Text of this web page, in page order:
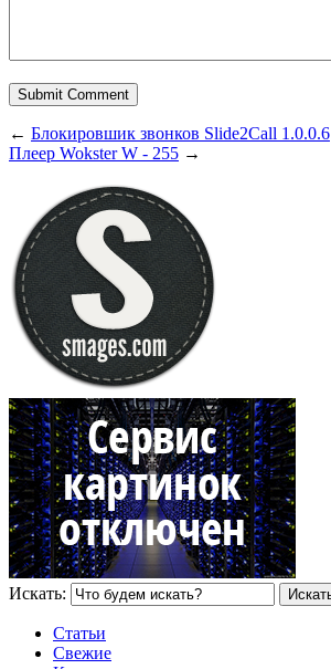
← Блокировшик звонков Slide2Call 1.0.0.6
Плеер Wokster W - 255 →
Искать:
Статьи
Свежие